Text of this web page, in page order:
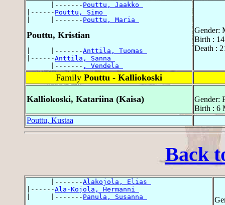
      |-------
Pouttu, Jaakko
|------ Pouttu, Simo
|     |------- Pouttu, Maria
Pouttu, Kristian
|     |-------Anttila, Tuomas
|------Anttila, Sanna
      |-------
, Vendela
Gender:
Birth :
Death :
Family Pouttu - Kalliokoski
Kalliokoski, Katariina (Kaisa)
Gender:
Birth : 6
Pouttu, Kustaa
Back
      |-------
Alakojola, Elias
|------Ala-Kojola, Hermanni
|     |------- Panula, Susanna